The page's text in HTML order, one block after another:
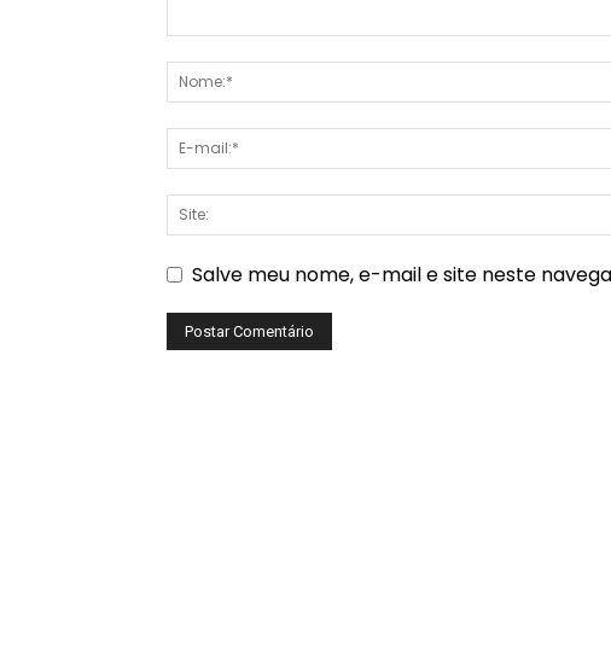
Salve meu nome, e-mail e site neste